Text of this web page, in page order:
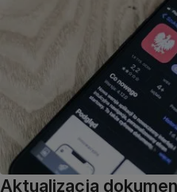
Aktualizacja